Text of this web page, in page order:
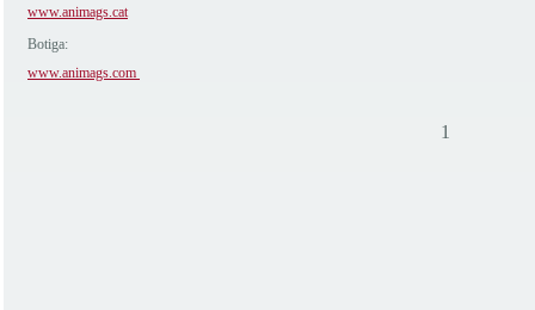
www.animags.cat
Botiga:
www.animags.com
1